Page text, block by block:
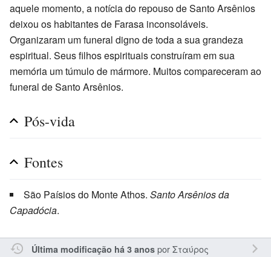
aquele momento, a notícia do repouso de Santo Arsênios
deixou os habitantes de Farasa inconsoláveis.
Organizaram um funeral digno de toda a sua grandeza
espiritual. Seus filhos espirituais construíram em sua
memória um túmulo de mármore. Muitos compareceram ao
funeral de Santo Arsênios.
Pós-vida
Fontes
São Paísios do Monte Athos. Santo Arsênios da
Capadócia.
Última modificação há 3 anosporΣταύρος